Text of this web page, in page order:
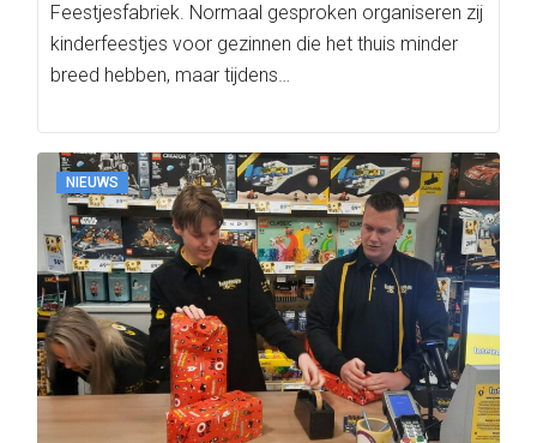
Feestjesfabriek. Normaal gesproken organiseren zij
kinderfeestjes voor gezinnen die het thuis minder
breed hebben, maar tijdens…
NIEUWS